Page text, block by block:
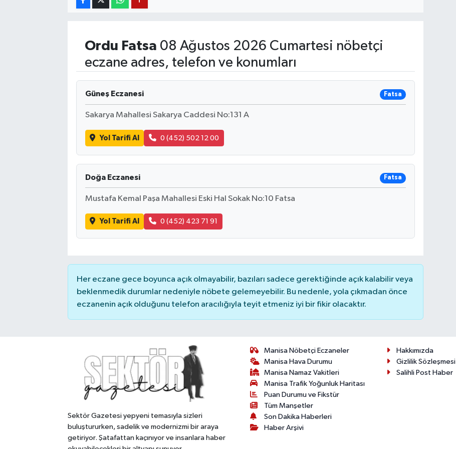
Ordu Fatsa 08 Ağustos 2026 Cumartesi nöbetçi
eczane adres, telefon ve konumları
Güneş Eczanesi Fatsa
Sakarya Mahallesi Sakarya Caddesi No:131 A
Yol Tarifi Al 0 (452) 502 12 00
Doğa Eczanesi Fatsa
Mustafa Kemal Paşa Mahallesi Eski Hal Sokak No:10 Fatsa
Yol Tarifi Al 0 (452) 423 71 91
Her eczane gece boyunca açık olmayabilir, bazıları sadece gerektiğinde açık kalabilir veya
beklenmedik durumlar nedeniyle nöbete gelemeyebilir. Bu nedenle, yola çıkmadan önce
eczanenin açık olduğunu telefon aracılığıyla teyit etmeniz iyi bir fikir olacaktır.
Sektör Gazetesi yepyeni temasıyla sizleri
buluştururken, sadelik ve modernizmi bir araya
getiriyor. Şatafattan kaçınıyor ve insanlara haber
Manisa Nöbetçi Eczaneler
Manisa Hava Durumu
Manisa Namaz Vakitleri
Manisa Trafik Yoğunluk Haritası
Puan Durumu ve Fikstür
Tüm Manşetler
Son Dakika Haberleri
Haber Arşivi
Hakkımızda
Gizlilik Sözleşmesi
Salihli Post Haber
TÜRKİYE'DE TREND HABERLER
ÖZEL HABER